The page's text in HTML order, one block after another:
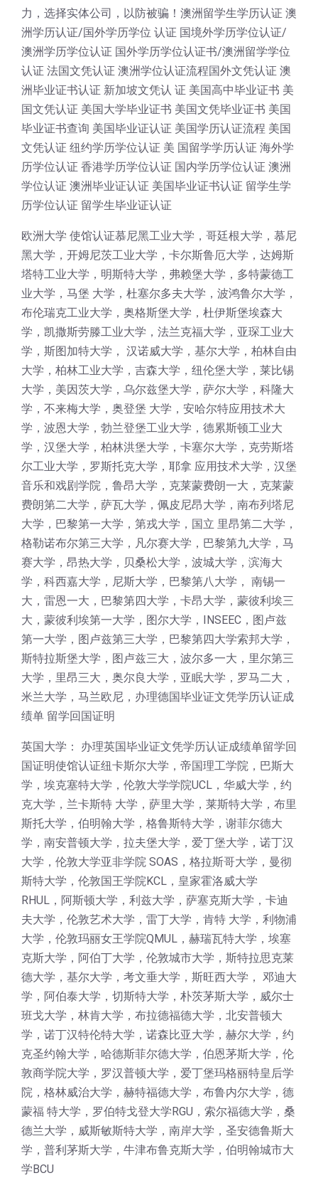
力，选择实体公司，以防被骗！澳洲留学生学历认证 澳
洲学历认证/国外学历学位 认证 国境外学历学位认证/
澳洲学历学位认证 国外学历学位认证书/澳洲留学学位
认证 法国文凭认证 澳洲学位认证流程国外文凭认证 澳
洲毕业证书认证 新加坡文凭认 证 美国高中毕业证书 美
国文凭认证 美国大学毕业证书 美国文凭毕业证书 美国
毕业证书查询 美国毕业证认证 美国学历认证流程 美国
文凭认证 纽约学历学位认证 美 国留学学历认证 海外学
历学位认证 香港学历学位认证 国内学历学位认证 澳洲
学位认证 澳洲毕业证认证 美国毕业证书认证 留学生学
历学位认证 留学生毕业证认证
欧洲大学 使馆认证慕尼黑工业大学，哥廷根大学，慕尼
黑大学，开姆尼茨工业大学，卡尔斯鲁厄大学，达姆斯
塔特工业大学，明斯特大学，弗赖堡大学，多特蒙德工
业大学，马堡 大学，杜塞尔多夫大学，波鸿鲁尔大学，
布伦瑞克工业大学，奥格斯堡大学，杜伊斯堡埃森大
学，凯撒斯劳滕工业大学，法兰克福大学，亚琛工业大
学，斯图加特大学， 汉诺威大学，基尔大学，柏林自由
大学，柏林工业大学，吉森大学，纽伦堡大学，莱比锡
大学，美因茨大学，乌尔兹堡大学，萨尔大学，科隆大
学，不来梅大学，奥登堡 大学，安哈尔特应用技术大
学，波恩大学，勃兰登堡工业大学，德累斯顿工业大
学，汉堡大学，柏林洪堡大学，卡塞尔大学，克劳斯塔
尔工业大学，罗斯托克大学，耶拿 应用技术大学，汉堡
音乐和戏剧学院，鲁昂大学，克莱蒙费朗一大，克莱蒙
费朗第二大学，萨瓦大学，佩皮尼昂大学，南布列塔尼
大学，巴黎第一大学，第戎大学，国立 里昂第二大学，
格勒诺布尔第三大学，凡尔赛大学，巴黎第九大学，马
赛大学，昂热大学，贝桑松大学，波城大学，滨海大
学，科西嘉大学，尼斯大学，巴黎第八大学， 南锡一
大，雷恩一大，巴黎第四大学，卡昂大学，蒙彼利埃三
大，蒙彼利埃第一大学，图尔大学，INSEEC，图卢兹
第一大学，图卢兹第三大学，巴黎第四大学索邦大学，
斯特拉斯堡大学，图卢兹三大，波尔多一大，里尔第三
大学，里昂三大，奥尔良大学，亚眠大学，罗马二大，
米兰大学，马兰欧尼，办理德国毕业证文凭学历认证成
绩单 留学回国证明
英国大学： 办理英国毕业证文凭学历认证成绩单留学回
国证明使馆认证纽卡斯尔大学，帝国理工学院，巴斯大
学，埃克塞特大学，伦敦大学学院UCL，华威大学，约
克大学，兰卡斯特 大学，萨里大学，莱斯特大学，布里
斯托大学，伯明翰大学，格鲁斯特大学，谢菲尔德大
学，南安普顿大学，拉夫堡大学，爱丁堡大学，诺丁汉
大学，伦敦大学亚非学院 SOAS，格拉斯哥大学，曼彻
斯特大学，伦敦国王学院KCL，皇家霍洛威大学
RHUL，阿斯顿大学，利兹大学，萨塞克斯大学，卡迪
夫大学，伦敦艺术大学，雷丁大学，肯特 大学，利物浦
大学，伦敦玛丽女王学院QMUL，赫瑞瓦特大学，埃塞
克斯大学，阿伯丁大学，伦敦城市大学，斯特拉思克莱
德大学，基尔大学，考文垂大学，斯旺西大学， 邓迪大
学，阿伯泰大学，切斯特大学，朴茨茅斯大学，威尔士
班戈大学，林肯大学，布拉德福德大学，北安普顿大
学，诺丁汉特伦特大学，诺森比亚大学，赫尔大学，约
克圣约翰大学，哈德斯菲尔德大学，伯恩茅斯大学，伦
敦商学院大学，罗汉普顿大学，爱丁堡玛格丽特皇后学
院，格林威治大学，赫特福德大学，布鲁内尔大学，德
蒙福 特大学，罗伯特戈登大学RGU，索尔福德大学，桑
德兰大学，威斯敏斯特大学，南岸大学，圣安德鲁斯大
学，普利茅斯大学，牛津布鲁克斯大学，伯明翰城市大
学BCU